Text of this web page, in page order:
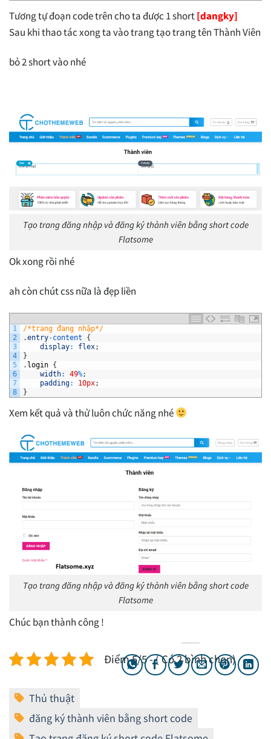
Tương tự đoạn code trên cho ta được 1 short[dangky]
Sau khi thao tác xong ta vào trang tạo trang tên Thành Viên
bỏ 2 short vào nhé
Tạo trang đăng nhập và đăng ký thành viên bằng short code
Flatsome
Ok xong rồi nhé
ah còn chút css nữa là đẹp liền
1
2
3
4
5
6
7
8
/*trang đang nhặp*/
.entry-content
{
display: flex;
}
. login {
width: 49%;
padding: 10px;
}
Xem kết quả và thử luôn chức năng nhé
Tạo trang đăng nhập và đăng ký thành viên bằng short code
Flatsome
Chúc bạn thành công !
Điểm 5/5 - ( Có 2 bình chọn)